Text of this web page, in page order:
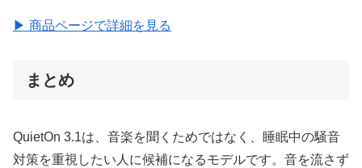
▶ 商品ページで詳細を見る
まとめ
QuietOn 3.1は、音楽を聞くためではなく、睡眠中の騒音
対策を重視したい人に候補になるモデルです。音を流さず